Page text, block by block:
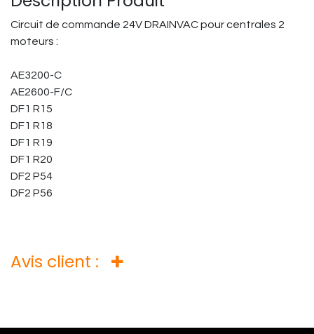
Circuit de commande 24V DRAINVAC pour centrales 2
moteurs :
AE3200-C
AE2600-F/C
DF1 R15
DF1 R18
DF1 R19
DF1 R20
DF2 P54
DF2 P56
Avis client :